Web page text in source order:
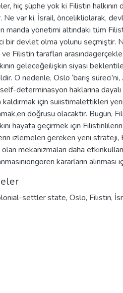
hiç şüphe yok ki Filistin halkının
Ne var ki, İsrail, öncelikliolarak,
manda yönetimi altındaki tüm
bir devlet olma yolunu
ve Filistin tarafları
geleceğeilişkin siyasi
O nedenle, Oslo ‘barış
determinasyon haklarına dayalı
için suiistimalettikleri
doğrusu olacaktır. Bugün,
hayata geçirmek için
izlemeleri gereken yeni
mekanizmaları daha
kararların
settler state, Oslo, Filistin,